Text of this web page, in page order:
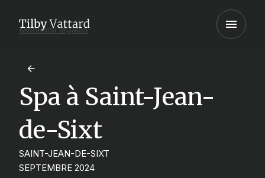
Mentions légales
Spa à Saint-Jean-
de-Sixt
SAINT-JEAN-DE-SIXT
SEPTEMBRE 2024